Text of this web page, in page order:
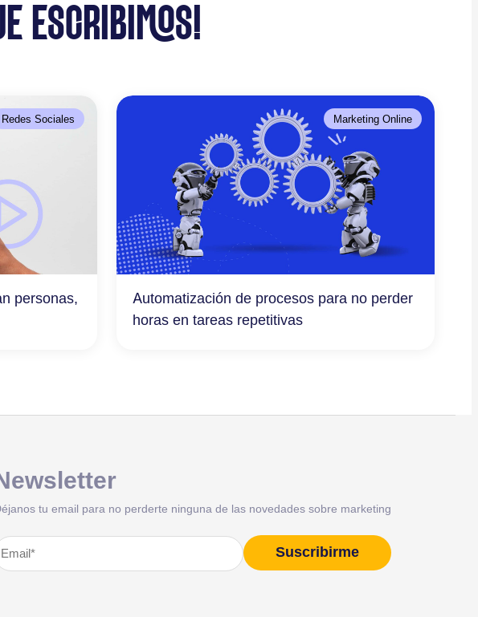
ESCRIBIMOS!
Redes Sociales
personas,
Marketing Online
Automatización de procesos para no perder
horas en tareas repetitivas
tu email para no perderte ninguna de las novedades sobre marketing
(Obligatorio)
Suscribirme